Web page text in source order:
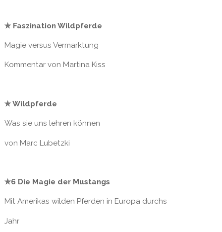
✮ Faszination Wildpferde
Magie versus Vermarktung
Kommentar von Martina Kiss
✮ Wildpferde
Was sie uns lehren können
von Marc Lubetzki
✮6 Die Magie der Mustangs
Mit Amerikas wilden Pferden in Europa durchs
Jahr